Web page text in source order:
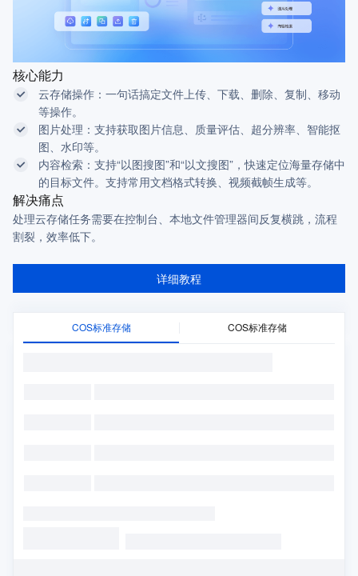
核心能力
云存储操作：一句话搞定文件上传、下载、删除、复制、移动
等操作。
图片处理：支持获取图片信息、质量评估、超分辨率、智能抠
图、水印等。
内容检索：支持“以图搜图”和“以文搜图”，快速定位海量存储中
的目标文件。 支持常用文档格式转换、视频截帧生成等。
解决痛点
处理云存储任务需要在控制台、本地文件管理器间反复横跳，流程
割裂，效率低下。
详细教程
COS标准存储 COS标准存储